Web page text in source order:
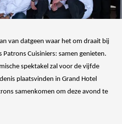
van datgeen waar het om draait bij
Patrons Cuisiniers: samen genieten.
spektakel zal voor de vijfde
plaatsvinden in Grand Hotel
samenkomen om deze avond te